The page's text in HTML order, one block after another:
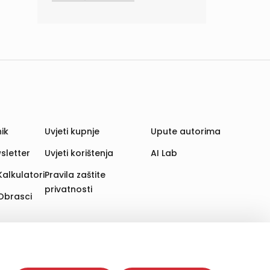
Time poboljšavamo korisničko iskustvo,
web stranica i uređaja u tu svrhu. Naši partneri
Uvjeti kupnje
Uvjeti korištenja
Pravila zaštite
privatnosti
Upute autorima
AI Lab